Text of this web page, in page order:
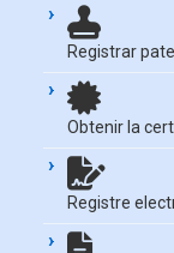
Registrar
Obtenir la
Registre